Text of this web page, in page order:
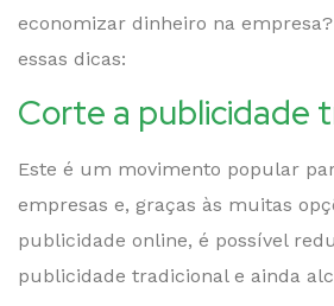
economizar dinheiro na
essas dicas:
Corte a publicidade
Este é um movimento popular
empresas e, graças às muitas
publicidade online, é possível
publicidade tradicional e ainda